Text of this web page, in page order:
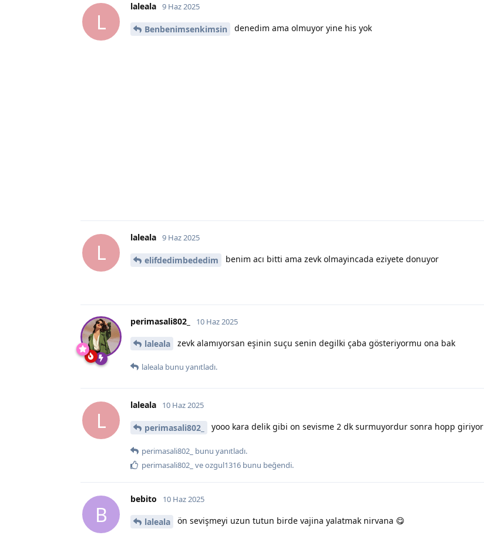
L
laleala 9 Haz 2025
Benbenimsenkimsin denedim ama olmuyor yine his yok
L
laleala 9 Haz 2025
elifdedimbededim benim acı bitti ama zevk olmayincada eziyete donuyor
perimasali802_ 10 Haz 2025
laleala zevk alamıyorsan eşinin suçu senin degilki çaba gösteriyormu ona bak
laleala bunu yanıtladı.
L
laleala 10 Haz 2025
perimasali802_ yooo kara delik gibi on sevisme 2 dk surmuyordur sonra hopp giriyor
perimasali802_ bunu yanıtladı.
perimasali802_ veozgul1316 bunu beğendi.
B
bebito 10 Haz 2025
laleala ön sevişmeyi uzun tutun birde vajina yalatmak nirvana 😋